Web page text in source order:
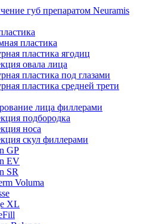
губ препаратом Neuramis
пластика
пластика ягодиц
овала лица
пластика под глазами
пластика средней трети
лица филлерами
подбородка
носа
скул филлерами
GP
EV
SR
Voluma
XL